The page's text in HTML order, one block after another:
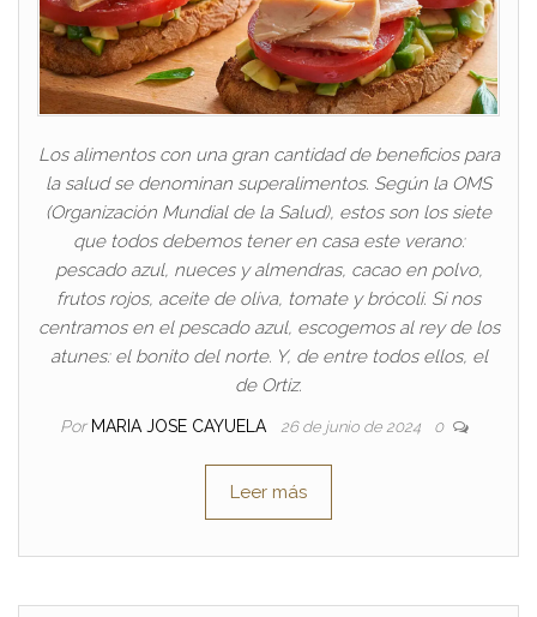
Los alimentos con una gran cantidad de beneficios para
la salud se denominan superalimentos. Según la OMS
(Organización Mundial de la Salud), estos son los siete
que todos debemos tener en casa este verano:
pescado azul, nueces y almendras, cacao en polvo,
frutos rojos, aceite de oliva, tomate y brócoli. Si nos
centramos en el pescado azul, escogemos al rey de los
atunes: el bonito del norte. Y, de entre todos ellos, el
de Ortiz.
Por MARIA JOSE CAYUELA 26 de junio de 2024 0
Leer más